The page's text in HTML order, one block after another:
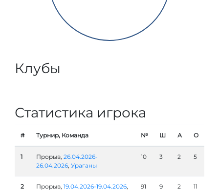
Клубы
Статистика игрока
# Турнир, Команда № Ш А О
1 Прорыв, 26.04.2026-
26.04.2026, Ураганы
10 3 2 5
2 Прорыв, 19.04.2026-19.04.2026,
91 9 2 11